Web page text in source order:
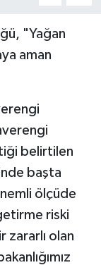
"Yağan
aman
belirtilen
başta
ölçüde
riski
zararlı olan